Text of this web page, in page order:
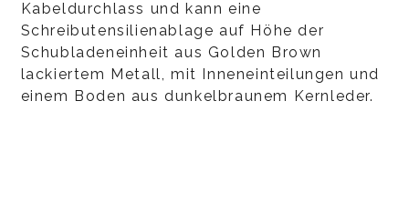
Kabeldurchlass und kann eine
Schreibutensilienablage auf Höhe der
Schubladeneinheit aus Golden Brown
lackiertem Metall, mit Inneneinteilungen und
einem Boden aus dunkelbraunem Kernleder.